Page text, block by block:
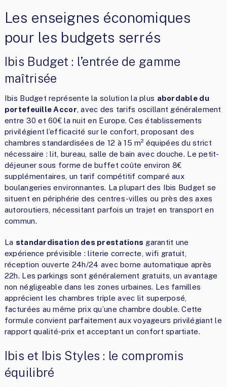
Les enseignes économiques
pour les budgets serrés
Ibis Budget : l’entrée de gamme
maîtrisée
Ibis Budget représente la solution la plus abordable du
portefeuille Accor , avec des tarifs oscillant généralement
entre 30 et 60€ la nuit en Europe. Ces établissements
privilégient l’efficacité sur le confort, proposant des
chambres standardisées de 12 à 15 m² équipées du strict
nécessaire : lit, bureau, salle de bain avec douche. Le petit-
déjeuner sous forme de buffet coûte environ 8€
supplémentaires, un tarif compétitif comparé aux
boulangeries environnantes. La plupart des Ibis Budget se
situent en périphérie des centres-villes ou près des axes
autoroutiers, nécessitant parfois un trajet en transport en
commun.
La standardisation des prestations garantit une
expérience prévisible : literie correcte, wifi gratuit,
réception ouverte 24h/24 avec borne automatique après
22h. Les parkings sont généralement gratuits, un avantage
non négligeable dans les zones urbaines. Les familles
apprécient les chambres triple avec lit superposé,
facturées au même prix qu’une chambre double. Cette
formule convient parfaitement aux voyageurs privilégiant le
rapport qualité-prix et acceptant un confort spartiate.
Ibis et Ibis Styles : le compromis
équilibré